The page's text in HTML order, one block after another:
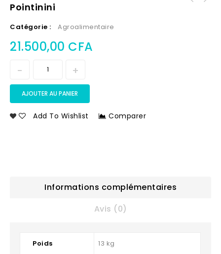
Pointinini
Catégorie : Agroalimentaire
21.500,00 CFA
AJOUTER AU PANIER
Add To Wishlist Comparer
Informations complémentaires
Avis (0)
Poids 13 kg